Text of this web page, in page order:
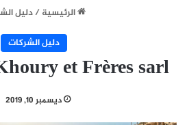
الرئيسية/دليل
دليل الشركات
et Frères sarl
ديسمبر 10, 2019